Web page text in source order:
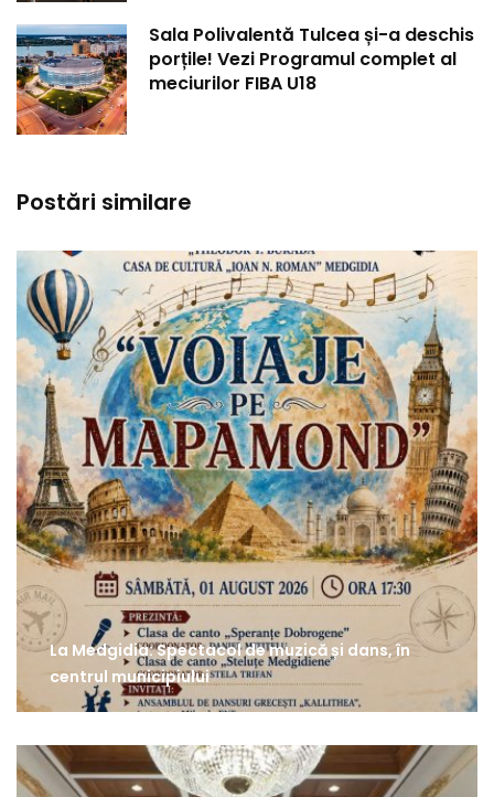
Sala Polivalentă Tulcea și-a deschis
porțile! Vezi Programul complet al
meciurilor FIBA U18
Postări similare
La Medgidia: Spectacol de muzică și dans, în
centrul municipiului